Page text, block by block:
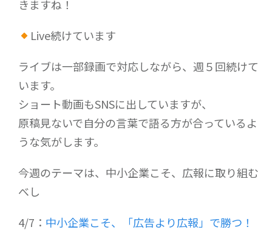
きますね！
Live続けています
ライブは一部録画で対応しながら、週５回続けて
います。
ショート動画もSNSに出していますが、
原稿見ないで自分の言葉で語る方が合っているよ
うな気がします。
今週のテーマは、中小企業こそ、広報に取り組む
べし
4/7： 中小企業こそ、「広告より広報」で勝つ！